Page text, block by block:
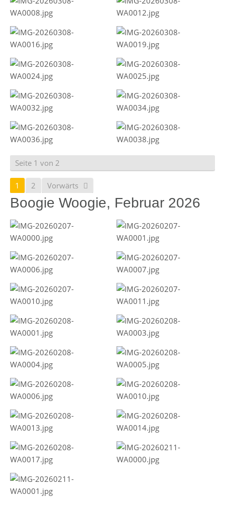
Seite 1 von 2
1 2 Vorwärts
Boogie Woogie, Februar 2026